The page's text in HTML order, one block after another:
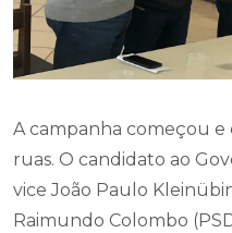
A campanha começou e
ruas. O candidato ao
vice João Paulo
Raimundo Colombo